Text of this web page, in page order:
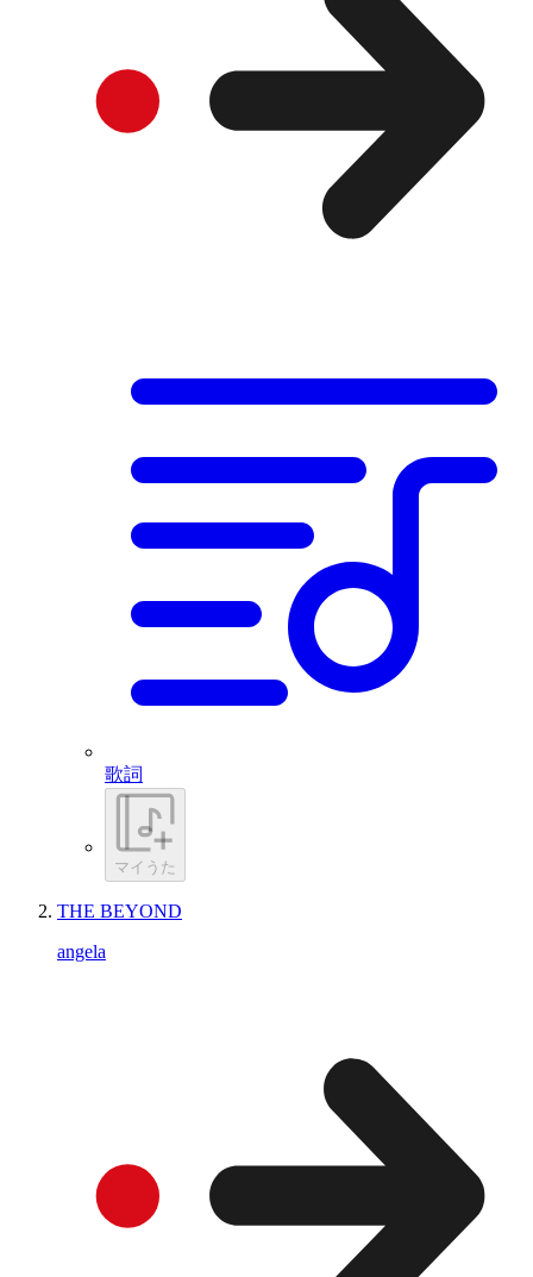
歌詞
マイうた
THE BEYOND
angela